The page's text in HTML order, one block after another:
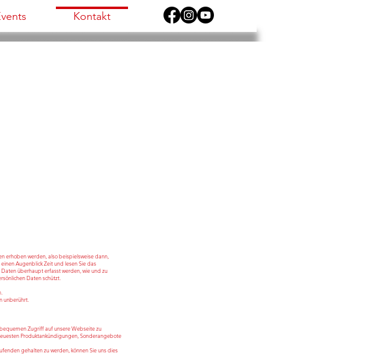
Kontakt
erhoben werden, also beispielsweise dann,
Augenblick Zeit und lesen Sie das
überhaupt erfasst werden, wie und zu
Daten schützt.
unberührt.
Zugriff auf unsere Webseite zu
Produktankündigungen, Sonderangebote
gehalten zu werden, können Sie uns dies